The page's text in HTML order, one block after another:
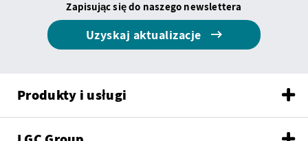
Zapisując się do naszego newslettera
Uzyskaj aktualizacje
Produkty i usługi